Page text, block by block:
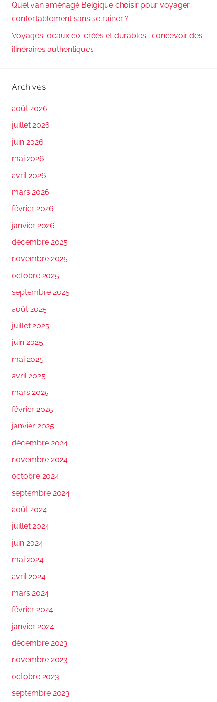
Quel van aménagé Belgique choisir pour voyager
confortablement sans se ruiner ?
Voyages locaux co-créés et durables : concevoir des
itinéraires authentiques
Archives
août 2026
juillet 2026
juin 2026
mai 2026
avril 2026
mars 2026
février 2026
janvier 2026
décembre 2025
novembre 2025
octobre 2025
septembre 2025
août 2025
juillet 2025
juin 2025
mai 2025
avril 2025
mars 2025
février 2025
janvier 2025
décembre 2024
novembre 2024
octobre 2024
septembre 2024
août 2024
juillet 2024
juin 2024
mai 2024
avril 2024
mars 2024
février 2024
janvier 2024
décembre 2023
novembre 2023
octobre 2023
septembre 2023